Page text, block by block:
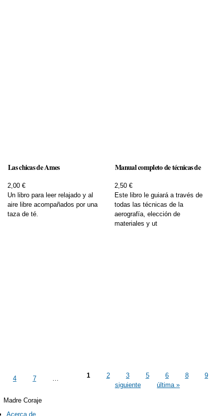
Las chicas de Ames
2,00 €
Un libro para leer relajado y al
aire libre acompañados por una
taza de té.
Manual completo de técnicas de
2,50 €
Este libro le guiará a través de
todas las técnicas de la
aerografía, elección de
materiales y ut
1 2 3
4 5 6
7 8 9
…
siguiente
última »
Madre Coraje
Acerca de...